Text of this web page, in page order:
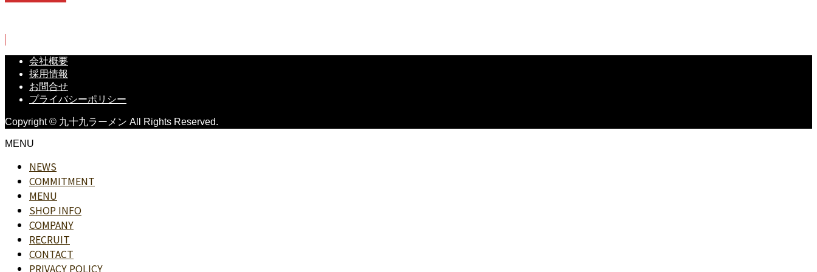
会社概要
採用情報
お問合せ
プライバシーポリシー
Copyright © 九十九ラーメン All Rights Reserved.
MENU
NEWS
COMMITMENT
MENU
SHOP INFO
COMPANY
RECRUIT
CONTACT
PRIVACY POLICY